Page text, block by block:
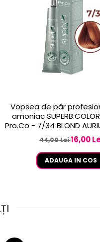
Vopsea de păr
amoniac
Pro.Co - 7/34 BLOND
44,00 Lei16,00
ADAUGA IN COS